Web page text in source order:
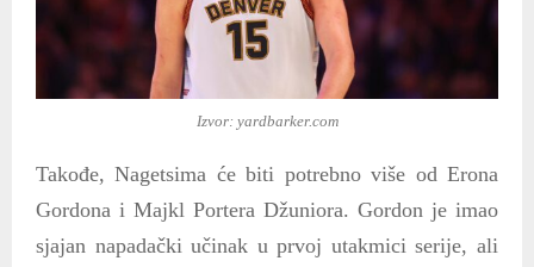
Izvor: yardbarker.com
Takođe, Nagetsima će biti potrebno više od Erona
Gordona i Majkl Portera Džuniora. Gordon je imao
sjajan napadački učinak u prvoj utakmici serije, ali